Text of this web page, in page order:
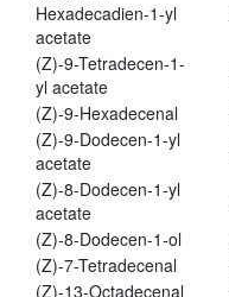
Hexadecadien-1-yl
acetate
(Z)-9-Tetradecen-1-
yl acetate
(Z)-9-Hexadecenal
(Z)-9-Dodecen-1-yl
acetate
(Z)-8-Dodecen-1-yl
acetate
(Z)-8-Dodecen-1-ol
(Z)-7-Tetradecenal
(Z)-13-Octadecenal